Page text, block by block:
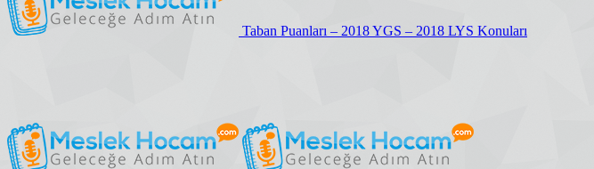
Taban Puanları – 2018 YGS – 2018 LYS Konuları